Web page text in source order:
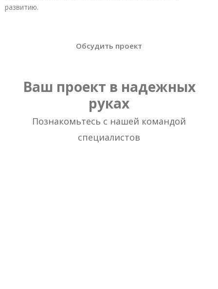
развитию.
Обсудить проект
Ваш проект в надежных
руках
Познакомьтесь с нашей командой
специалистов